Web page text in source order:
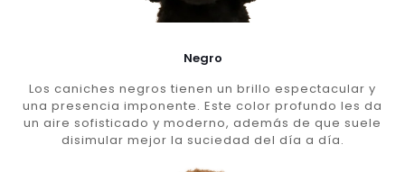
Negro
Los caniches negros tienen un brillo espectacular y
una presencia imponente. Este color profundo les da
un aire sofisticado y moderno, además de que suele
disimular mejor la suciedad del día a día.